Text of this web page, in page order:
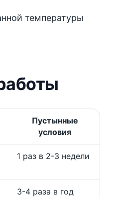
температуры
Пустынные
условия
1 раз в 2-3 недели
3-4 раза в год